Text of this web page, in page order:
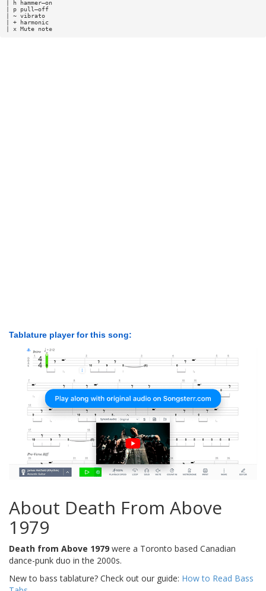
| h hammer—on
| p pull—off
| ~ vibrato
| + harmonic
| x Mute note
Tablature player for this song:
About Death From Above
1979
Death from Above 1979 were a Toronto based Canadian
dance-punk duo in the 2000s.
New to bass tablature? Check out our guide: How to Read Bass